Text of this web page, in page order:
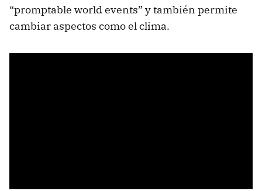
“promptable world events” y también permite
cambiar aspectos como el clima.